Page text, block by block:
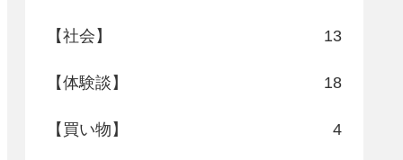
【社会】 13
【体験談】 18
【買い物】 4